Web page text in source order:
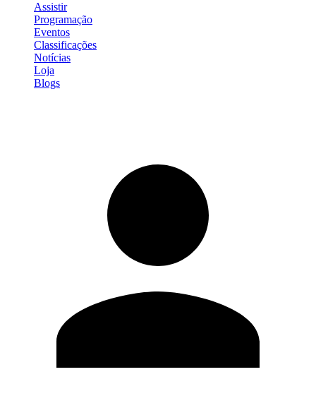
Assistir
Programação
Eventos
Classificações
Notícias
Loja
Blogs